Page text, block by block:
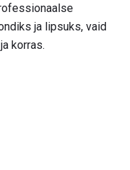
ja lipsuks, vaid
korras.